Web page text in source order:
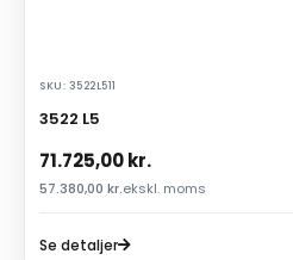
SKU: 3522L511
3522 L5
71.725,00kr.
57.380,00 kr.ekskl. moms
Se detaljer